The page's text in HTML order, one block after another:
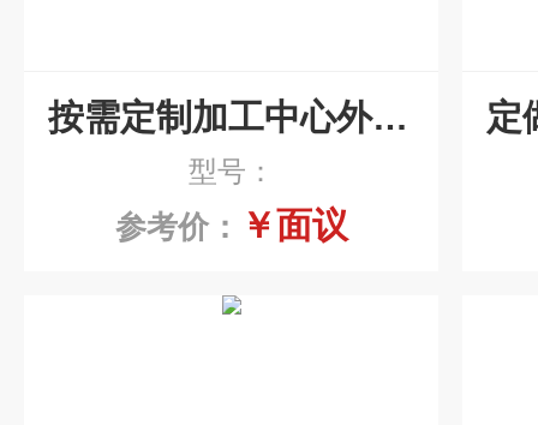
按需定制加工中心外防护罩
型号：
参考价： ￥面议